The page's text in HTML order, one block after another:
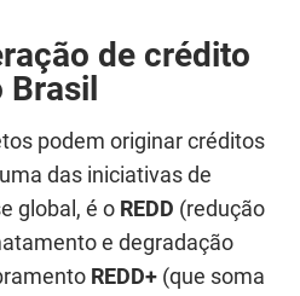
de crédito
Brasil
podem originar créditos
das iniciativas de
global, é o REDD (redução
e degradação
REDD+ (que soma